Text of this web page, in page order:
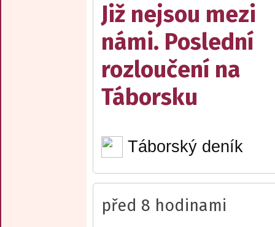
Již nejsou mezi
námi. Poslední
rozloučení na
Táborsku
Táborský deník
před 8 hodinami